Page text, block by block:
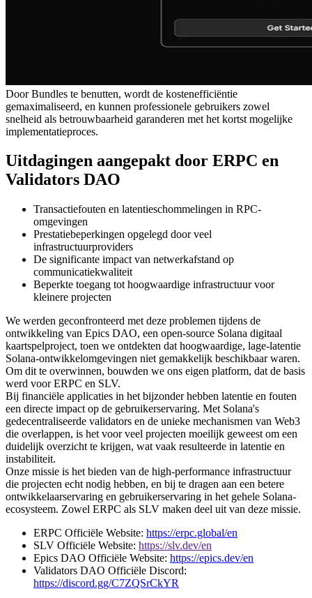
Door Bundles te benutten, wordt de kostenefficiëntie
gemaximaliseerd, en kunnen professionele gebruikers zowel
snelheid als betrouwbaarheid garanderen met het kortst mogelijke
implementatieproces.
Uitdagingen aangepakt door ERPC en
Validators DAO
Transactiefouten en latentieschommelingen in RPC-
omgevingen
Prestatiebeperkingen opgelegd door veel
infrastructuurproviders
De significante impact van netwerkafstand op
communicatiekwaliteit
Beperkte toegang tot hoogwaardige infrastructuur voor
kleinere projecten
We werden geconfronteerd met deze problemen tijdens de
ontwikkeling van Epics DAO, een open-source Solana digitaal
kaartspelproject, toen we ontdekten dat hoogwaardige, lage-latentie
Solana-ontwikkelomgevingen niet gemakkelijk beschikbaar waren.
Om dit te overwinnen, bouwden we ons eigen platform, dat de basis
werd voor ERPC en SLV.
Bij financiële applicaties in het bijzonder hebben latentie en fouten
een directe impact op de gebruikerservaring. Met Solana's
gedecentraliseerde validators en de unieke mechanismen van Web3
die overlappen, is het voor veel projecten moeilijk geweest om een
duidelijk overzicht te krijgen, wat vaak resulteerde in latentie en
instabiliteit.
Onze missie is het bieden van de high-performance infrastructuur
die projecten echt nodig hebben, en bij te dragen aan een betere
ontwikkelaarservaring en gebruikerservaring in het gehele Solana-
ecosysteem. Zowel ERPC als SLV maken deel uit van deze missie.
ERPC Officiële Website: https://erpc.global/en
SLV Officiële Website: https://slv.dev/en
Epics DAO Officiële Website: https://epics.dev/en
Validators DAO Officiële Discord:
https://discord.gg/C7ZQSrCkYR